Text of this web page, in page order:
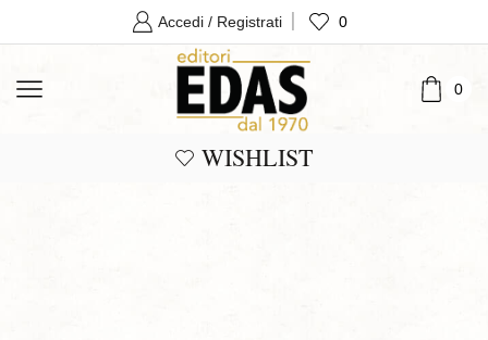
Accedi / Registrati 0
0
WISHLIST